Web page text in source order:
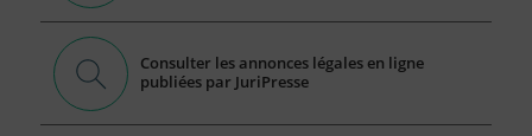
Consulter les annonces légales en ligne
publiées par JuriPresse